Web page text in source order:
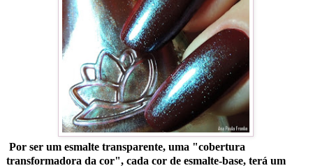
Por ser um esmalte transparente, uma "cobertura
transformadora da cor", cada cor de esmalte-base, terá um